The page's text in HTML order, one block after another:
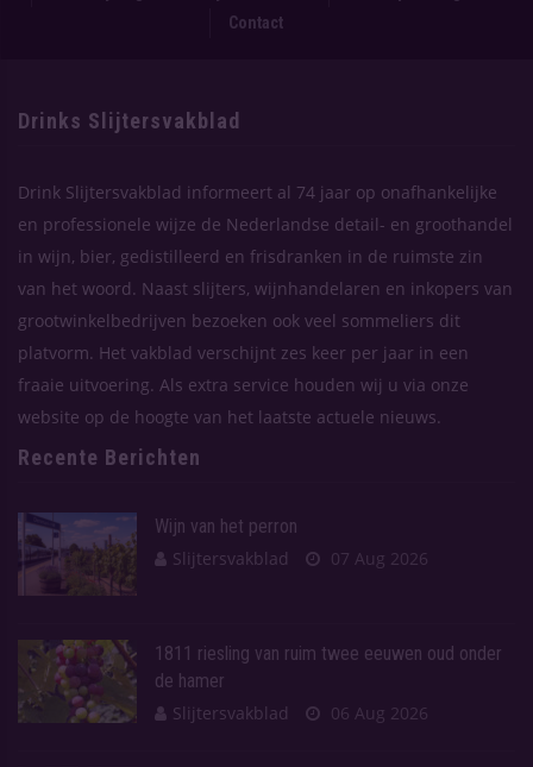
Contact
Drinks Slijtersvakblad
Drink Slijtersvakblad informeert al 74 jaar op onafhankelijke
en professionele wijze de Nederlandse detail- en groothandel
in wijn, bier, gedistilleerd en frisdranken in de ruimste zin
van het woord. Naast slijters, wijnhandelaren en inkopers van
grootwinkelbedrijven bezoeken ook veel sommeliers dit
platvorm. Het vakblad verschijnt zes keer per jaar in een
fraaie uitvoering. Als extra service houden wij u via onze
website op de hoogte van het laatste actuele nieuws.
Recente Berichten
Wijn van het perron
Slijtersvakblad
07 Aug 2026
1811 riesling van ruim twee eeuwen oud onder
de hamer
Slijtersvakblad
06 Aug 2026